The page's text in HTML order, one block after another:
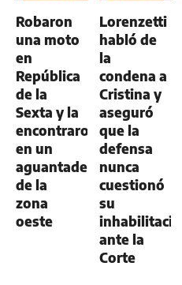
Robaron
una moto
en
República
de la
Sexta y la
encontraron
en un
aguantadero
de la
zona
oeste
Lorenzetti
habló de
la
condena a
Cristina y
aseguró
que la
defensa
nunca
cuestionó
su
inhabilitación
ante la
Corte